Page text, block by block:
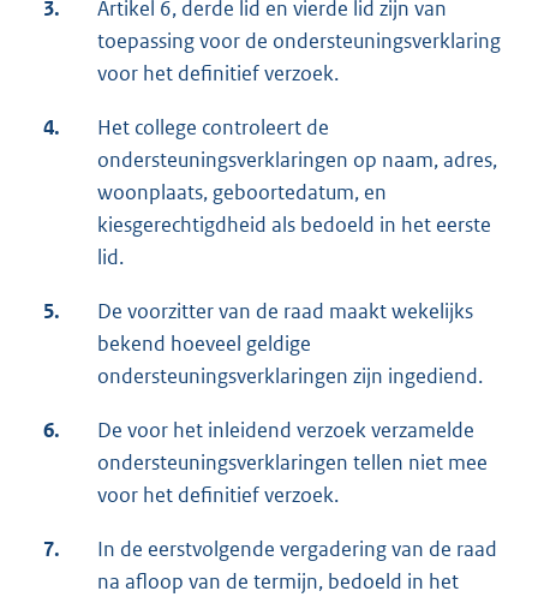
3.
Artikel 6, derde lid en vierde lid zijn van
toepassing voor de ondersteuningsverklaring
voor het definitief verzoek.
4.
Het college controleert de
ondersteuningsverklaringen op naam, adres,
woonplaats, geboortedatum, en
kiesgerechtigdheid als bedoeld in het eerste
lid.
5.
De voorzitter van de raad maakt wekelijks
bekend hoeveel geldige
ondersteuningsverklaringen zijn ingediend.
6.
De voor het inleidend verzoek verzamelde
ondersteuningsverklaringen tellen niet mee
voor het definitief verzoek.
7.
In de eerstvolgende vergadering van de raad
na afloop van de termijn, bedoeld in het